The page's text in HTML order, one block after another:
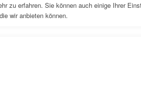
zu erfahren. Sie können auch einige Ihrer
wir anbieten können.